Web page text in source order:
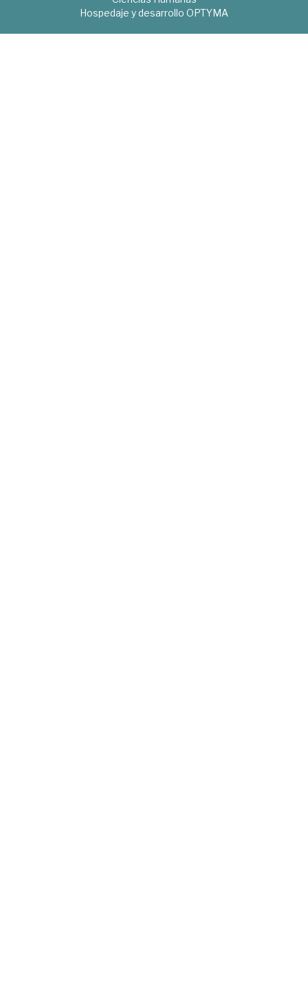
Hospedaje y desarrollo OPTYMA